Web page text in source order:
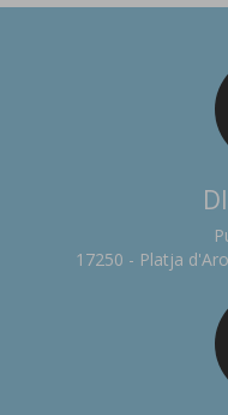
17250 - Platja